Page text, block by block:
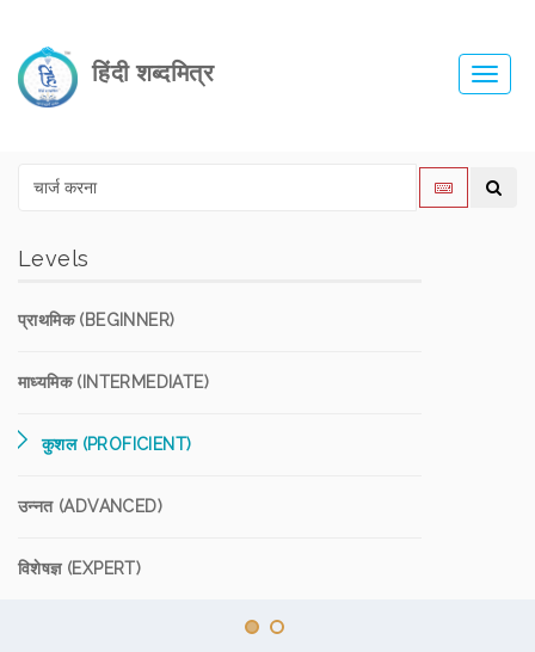
हिंदी शब्दमित्र
Levels
प्राथमिक (BEGINNER)
माध्यमिक (INTERMEDIATE)
कुशल (PROFICIENT)
उन्नत (ADVANCED)
विशेषज्ञ (EXPERT)